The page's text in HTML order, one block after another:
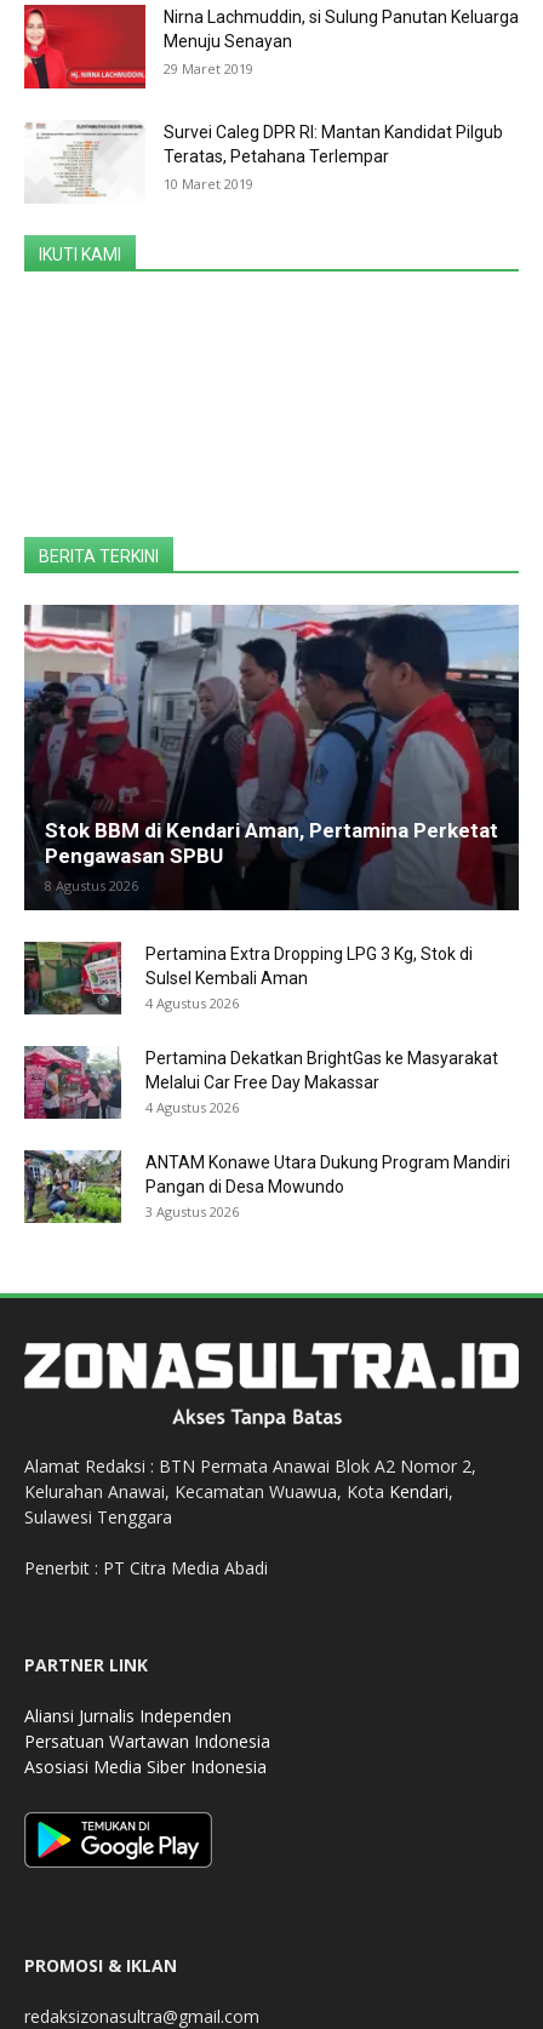
Nirna Lachmuddin, si Sulung Panutan Keluarga
Menuju Senayan
29 Maret 2019
Survei Caleg DPR RI: Mantan Kandidat Pilgub
Teratas, Petahana Terlempar
10 Maret 2019
IKUTI KAMI
BERITA TERKINI
Stok BBM di Kendari Aman, Pertamina Perketat
Pengawasan SPBU
8 Agustus 2026
Pertamina Extra Dropping LPG 3 Kg, Stok di
Sulsel Kembali Aman
4 Agustus 2026
Pertamina Dekatkan BrightGas ke Masyarakat
Melalui Car Free Day Makassar
4 Agustus 2026
ANTAM Konawe Utara Dukung Program Mandiri
Pangan di Desa Mowundo
3 Agustus 2026
Alamat Redaksi : BTN Permata Anawai Blok A2 Nomor 2,
Kelurahan Anawai, Kecamatan Wuawua, Kota Kendari,
Sulawesi Tenggara
Penerbit : PT Citra Media Abadi
PARTNER LINK
Aliansi Jurnalis Independen
Persatuan Wartawan Indonesia
Asosiasi Media Siber Indonesia
PROMOSI & IKLAN
redaksizonasultra@gmail.com